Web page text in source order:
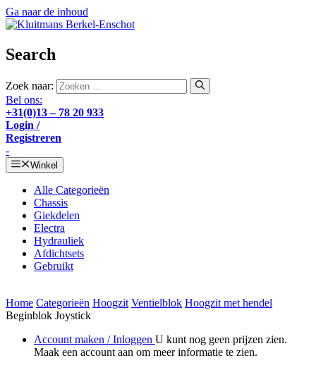
Ga naar de inhoud
Search
Zoek naar:
Bel ons:
+31(0)13 – 78 20 933
Login /
Registreren
-
Winkel
Alle Categorieën
Chassis
Giekdelen
Electra
Hydrauliek
Afdichtsets
Gebruikt
Home Categorieën Hoogzit Ventielblok Hoogzit met hendel
Beginblok Joystick
Account maken / Inloggen U kunt nog geen prijzen zien.
Maak een account aan om meer informatie te zien.